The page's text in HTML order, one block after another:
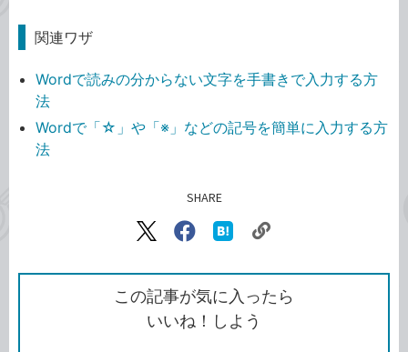
関連ワザ
Wordで読みの分からない文字を手書きで入力する方
法
Wordで「☆」や「※」などの記号を簡単に入力する方
法
SHARE
X（旧
で
シ
ェ
ア
Facebook
シ
ェ
ア
な
ッ
ク
ク
を
コ
この記事が気に入ったら
いいね！しよう